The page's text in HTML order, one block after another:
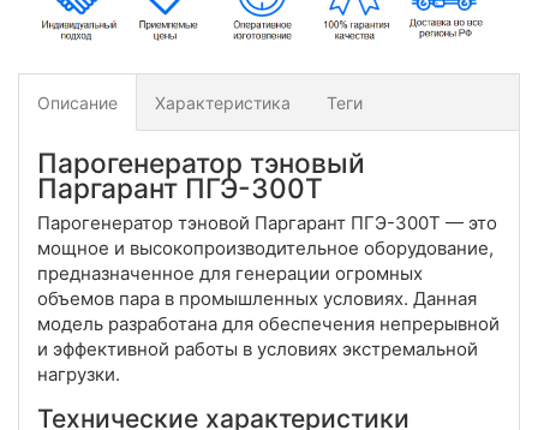
Описание Характеристика Теги
Парогенератор тэновый
Паргарант ПГЭ-300Т
Парогенератор тэновой Паргарант ПГЭ-300Т — это
мощное и высокопроизводительное оборудование,
предназначенное для генерации огромных
объемов пара в промышленных условиях. Данная
модель разработана для обеспечения непрерывной
и эффективной работы в условиях экстремальной
нагрузки.
Технические характеристики